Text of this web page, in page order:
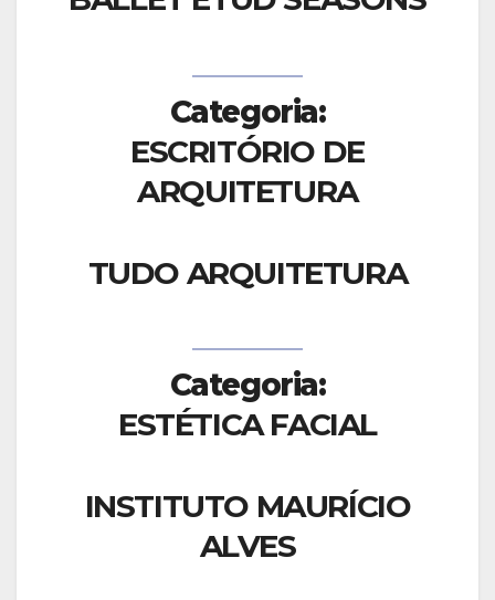
Categoria:
ESCRITÓRIO DE
ARQUITETURA
TUDO ARQUITETURA
Categoria:
ESTÉTICA FACIAL
INSTITUTO MAURÍCIO
ALVES